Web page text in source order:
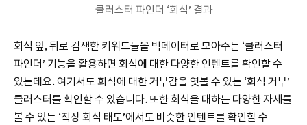
클러스터 파인더 ‘회식’ 결과
회식 앞, 뒤로 검색한 키워드들을 빅데이터로 모아주는 ‘클러스터
파인더’ 기능을 활용하면 회식에 대한 다양한 인텐트를 확인할 수
있는데요. 여기서도 회식에 대한 거부감을 엿볼 수 있는 ‘회식 거부’
클러스터를 확인할 수 있습니다. 또한 회식을 대하는 다양한 자세를
볼 수 있는 ‘직장 회식 태도’에서도 비슷한 인텐트를 확인할 수